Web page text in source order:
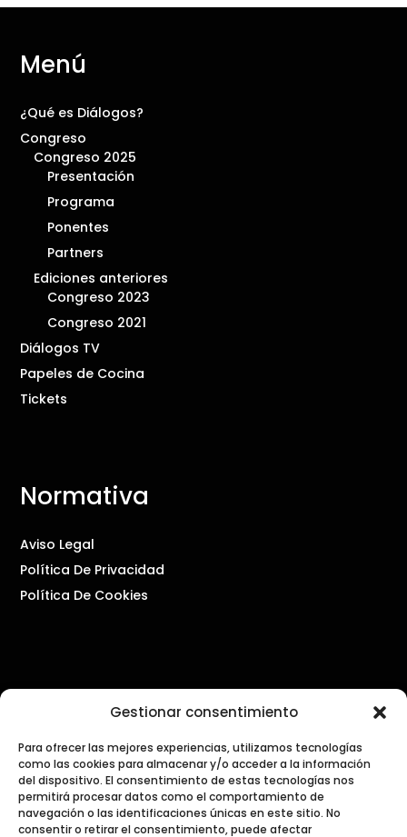
Gestionar consentimiento
Para ofrecer las mejores experiencias, utilizamos tecnologías
como las cookies para almacenar y/o acceder a la información
del dispositivo. El consentimiento de estas tecnologías nos
permitirá procesar datos como el comportamiento de
navegación o las identificaciones únicas en este sitio. No
consentir o retirar el consentimiento, puede afectar
Menú
¿Qué es Diálogos?
Congreso
Congreso 2025
Presentación
Programa
Ponentes
Partners
Ediciones anteriores
Congreso 2023
Congreso 2021
Diálogos TV
Papeles de Cocina
Tickets
Normativa
Aviso Legal
Política De Privacidad
Política De Cookies
Contacto
PRENSA Y COMUNICACIÓN
press@dialogosdecocina.com
GENERAL